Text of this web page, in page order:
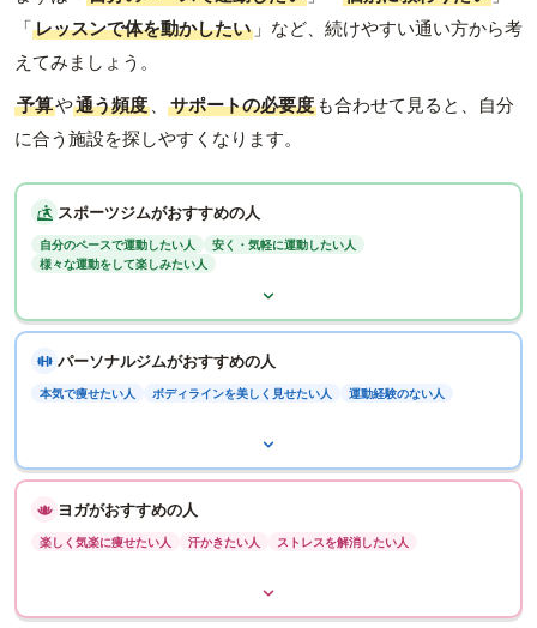
「レッスンで体を動かしたい 」など、続けやすい通い方から考
えてみましょう。
予算や通う頻度 、 サポートの必要度 も合わせて見ると、自分
に合う施設を探しやすくなります。
スポーツジムがおすすめの人
自分のペースで運動したい人
安く・気軽に運動したい人
様々な運動をして楽しみたい人
パーソナルジムがおすすめの人
本気で痩せたい人 ボディラインを美しく見せたい人 運動経験のない人
ヨガがおすすめの人
楽しく気楽に痩せたい人 汗かきたい人 ストレスを解消したい人